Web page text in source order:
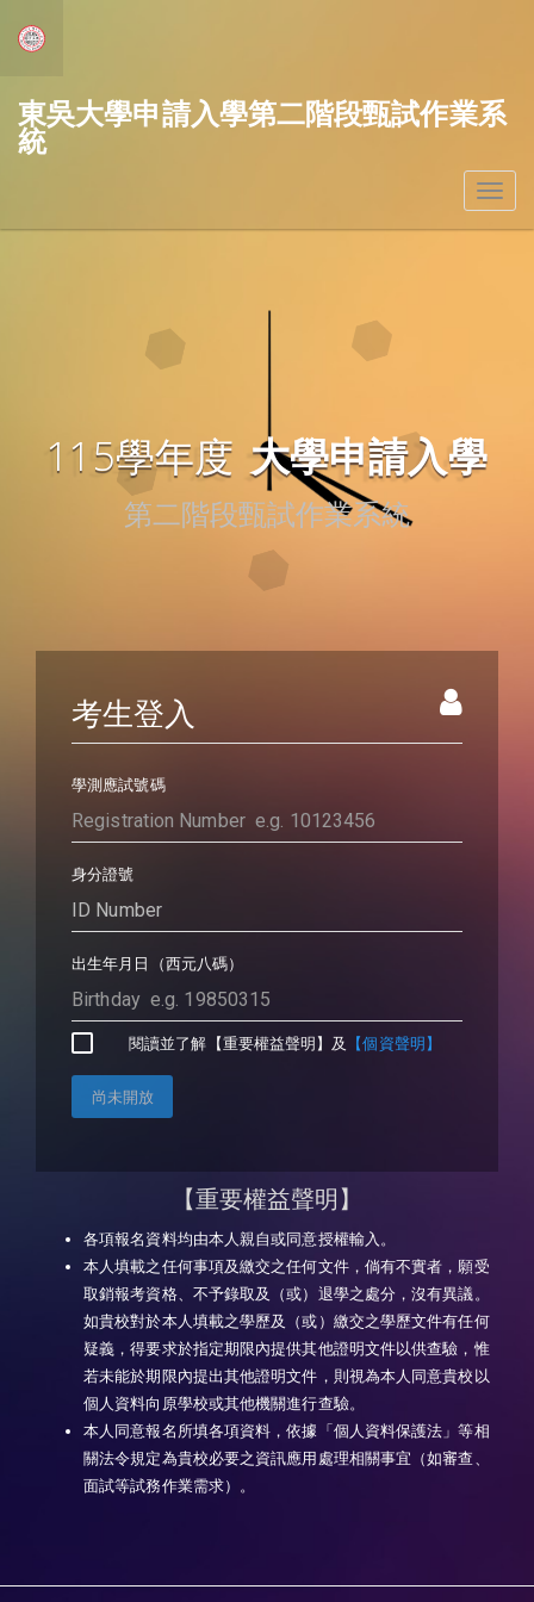
東吳大學申請入學第二階段甄試作業系
統
115學年度 大學申請入學
第二階段甄試作業系統
考生登入
學測應試號碼
身分證號
出生年月日（西元八碼）
閱讀並了解【重要權益聲明】及 【個資聲明】
【重要權益聲明】
各項報名資料均由本人親自或同意授權輸入。
本人填載之任何事項及繳交之任何文件，倘有不實者，願受
取銷報考資格、不予錄取及（或）退學之處分，沒有異議。
如貴校對於本人填載之學歷及（或）繳交之學歷文件有任何
疑義，得要求於指定期限內提供其他證明文件以供查驗，惟
若未能於期限內提出其他證明文件，則視為本人同意貴校以
個人資料向原學校或其他機關進行查驗。
本人同意報名所填各項資料，依據「個人資料保護法」等相
關法令規定為貴校必要之資訊應用處理相關事宜（如審查、
面試等試務作業需求）。